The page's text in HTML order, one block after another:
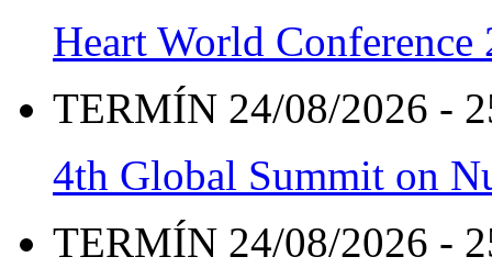
Heart World Conference
TERMÍN 24/08/2026 -
4th Global Summit on
TERMÍN 24/08/2026 -